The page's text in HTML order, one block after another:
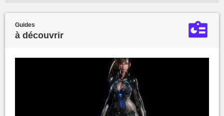
Guides
à découvrir